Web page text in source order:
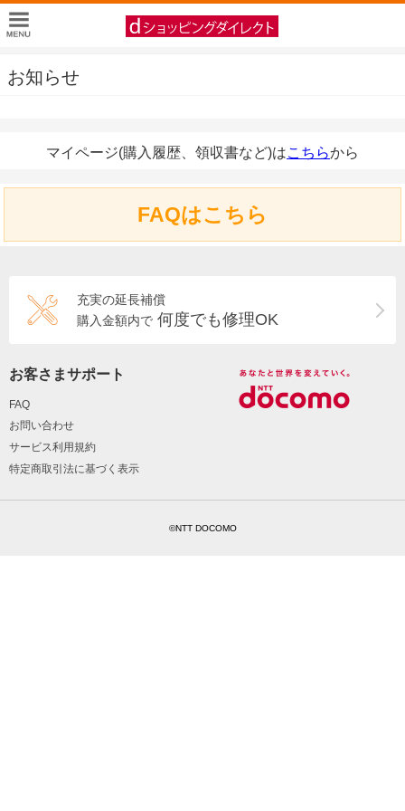
お知らせ
マイページ(購入履歴、領収書など)はこちらから
FAQはこちら
充実の延長補償
購入金額内で 何度でも修理OK
お客さまサポート
FAQ
お問い合わせ
サービス利用規約
特定商取引法に基づく表示
©NTT DOCOMO